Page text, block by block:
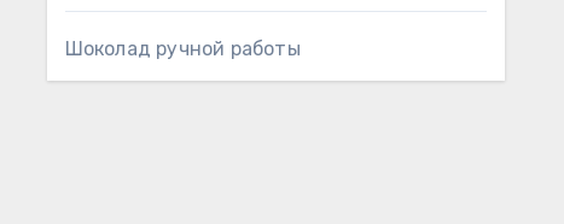
Шоколад ручной работы